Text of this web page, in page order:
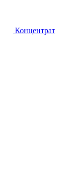
Концентрат